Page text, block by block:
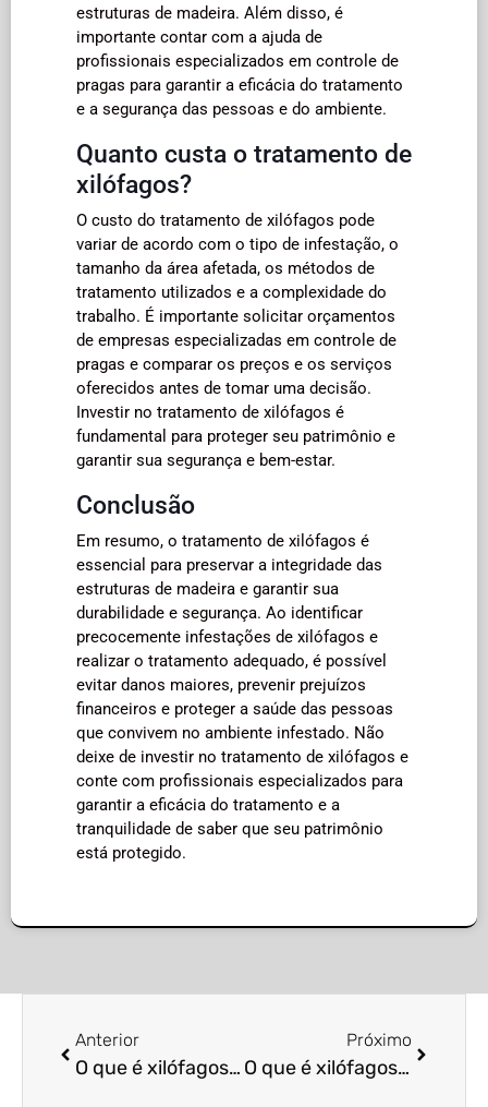
estruturas de madeira. Além disso, é
importante contar com a ajuda de
profissionais especializados em controle de
pragas para garantir a eficácia do tratamento
e a segurança das pessoas e do ambiente.
Quanto custa o tratamento de
xilófagos?
O custo do tratamento de xilófagos pode
variar de acordo com o tipo de infestação, o
tamanho da área afetada, os métodos de
tratamento utilizados e a complexidade do
trabalho. É importante solicitar orçamentos
de empresas especializadas em controle de
pragas e comparar os preços e os serviços
oferecidos antes de tomar uma decisão.
Investir no tratamento de xilófagos é
fundamental para proteger seu patrimônio e
garantir sua segurança e bem-estar.
Conclusão
Em resumo, o tratamento de xilófagos é
essencial para preservar a integridade das
estruturas de madeira e garantir sua
durabilidade e segurança. Ao identificar
precocemente infestações de xilófagos e
realizar o tratamento adequado, é possível
evitar danos maiores, prevenir prejuízos
financeiros e proteger a saúde das pessoas
que convivem no ambiente infestado. Não
deixe de investir no tratamento de xilófagos e
conte com profissionais especializados para
garantir a eficácia do tratamento e a
tranquilidade de saber que seu patrimônio
está protegido.
Anterior
O que é xilófagos infestação?
Próximo
O que é xilófagos danos?